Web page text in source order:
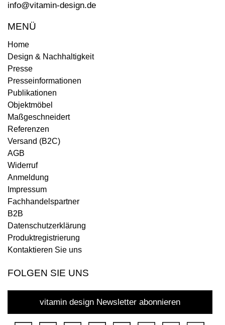
info@vitamin-design.de
MENÜ
Home
Design & Nachhaltigkeit
Presse
Presseinformationen
Publikationen
Objektmöbel
Maßgeschneidert
Referenzen
Versand (B2C)
AGB
Widerruf
Anmeldung
Impressum
Fachhandelspartner
B2B
Datenschutzerklärung
Produktregistrierung
Kontaktieren Sie uns
FOLGEN SIE UNS
vitamin design Newsletter abonnieren